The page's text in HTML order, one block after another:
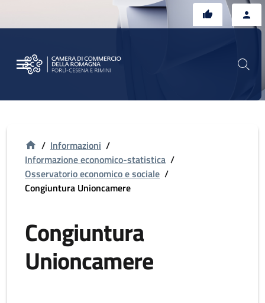
/ Informazioni /
Informazione economico-statistica /
Osservatorio economico e sociale /
Congiuntura Unioncamere
Congiuntura
Unioncamere